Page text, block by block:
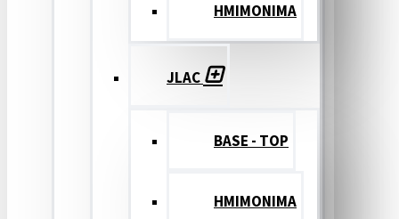
ΗΜΙΜΟΝΙΜΑ
JLAC
BASE - TOP
ΗΜΙΜΟΝΙΜΑ